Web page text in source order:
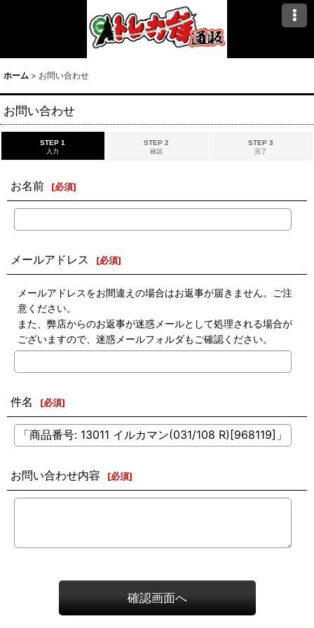
ホーム > お問い合わせ
お問い合わせ
STEP 1
入力
STEP 2
確認
STEP 3
完了
お名前 [必須]
メールアドレス [必須]
メールアドレスをお間違えの場合はお返事が届きません。ご注
意ください。
また、弊店からのお返事が迷惑メールとして処理される場合が
ございますので、迷惑メールフォルダもご確認ください。
件名 [必須]
お問い合わせ内容 [必須]
確認画面へ